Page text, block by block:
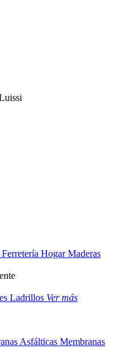
Ferretería HogarMaderas
Ladrillos Ver más
Asfálticas Membranas